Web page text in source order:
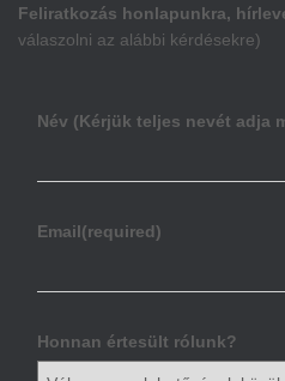
Feliratkozás honlapunkra,
válaszolni az alábbi kérdésekre)
Név (Kérjük teljes nevét adja
Email(required)
Honnan értesült rólunk?